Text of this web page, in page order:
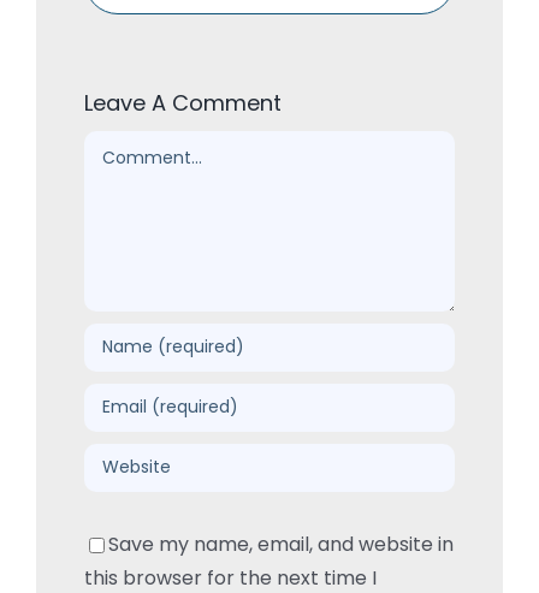
Leave A Comment
Comment
Save my name, email, and website in
this browser for the next time I